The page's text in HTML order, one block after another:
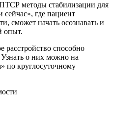
методы стабилизации для
сейчас», где пациент
сможет начать осознавать и
опыт.
расстройство способно
о них можно на
по круглосуточному